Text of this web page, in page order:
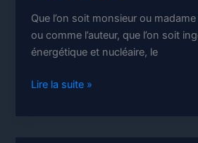
Que l’on soit monsieur ou
ou comme l’auteur, que l’on soit
énergétique et nucléaire, le
Le
Lire la suite »